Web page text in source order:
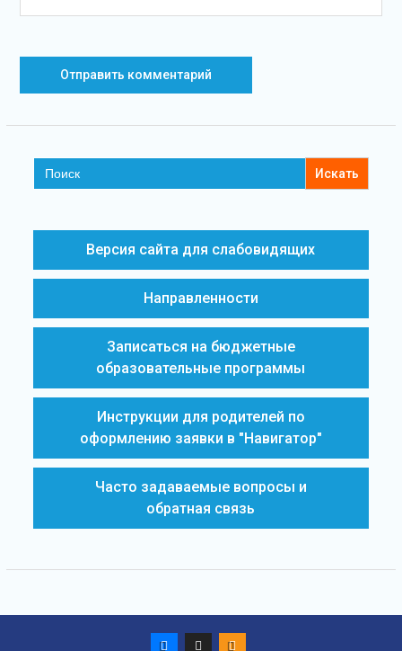
Search
for:
Версия сайта для слабовидящих
Направленности
Записаться на бюджетные
образовательные программы
Инструкции для родителей по
оформлению заявки в "Навигатор"
Часто задаваемые вопросы и
обратная связь